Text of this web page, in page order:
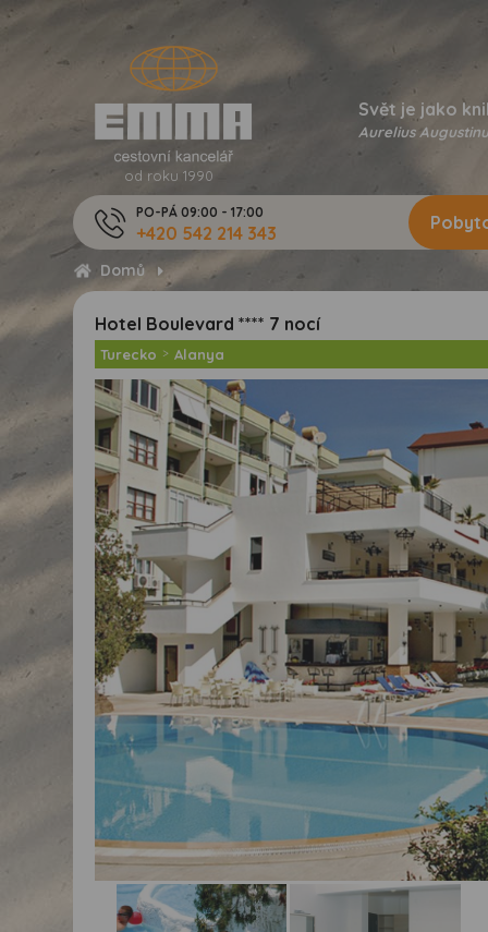
od roku 1990
Svět je jako
Aurelius
PO-PÁ 09:00 - 17:00
+420 542 214 343
Domů
Hotel Boulevard **** 7 nocí
Turecko > Alanya